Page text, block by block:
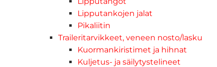
Lipputankojen jalat
Pikaliitin
Traileritarvikkeet, veneen nosto/lasku
Kuormankiristimet ja hihnat
Kuljetus- ja säilytystelineet